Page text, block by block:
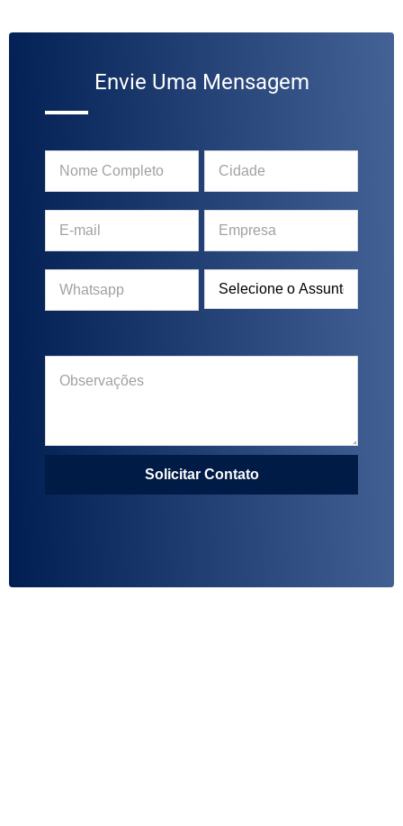
Envie Uma Mensagem